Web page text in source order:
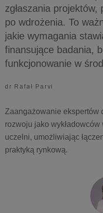
zgłaszania
po wdrożenia. To
jakie wymagania
finansujące badania,
funkcjonowanie w
dr Rafał Parvi
Zaangażowanie ekspertów
rozwoju jako
uczelni, umożliwiając
praktyką rynkową.